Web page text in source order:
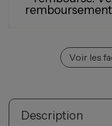
Voir les
Description